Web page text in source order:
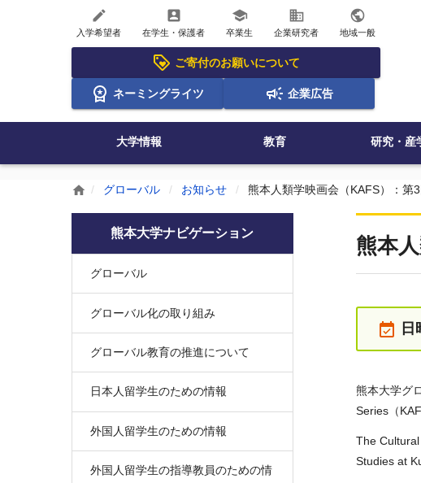
create
入学希望者
account_box
在学生・保護者
school
卒業生
business
企業研究者
public
地域一般
ご寄付のお願いについて
ネーミングライツ 企業広告
大学情報 教育 研究・産
home グローバル お知らせ 熊本人類学映画会（KAFS）：第
熊本
event_available 日
熊本大学グ
Series（
The
Studies at
熊本大学ナビゲーション
グローバル
グローバル化の取り組み
グローバル教育の推進について
日本人留学生のための情報
外国人留学生のための情報
外国人留学生の指導教員のための情